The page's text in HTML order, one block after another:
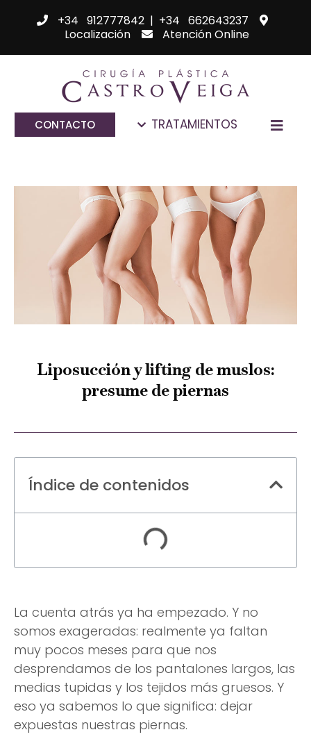
+34 912777842| +34 662643237
Localización
Atención Online
CONTACTO TRATAMIENTOS
Liposucción y lifting de muslos:
presume de piernas
Índice de contenidos
La cuenta atrás ya ha empezado. Y no
somos exageradas: realmente ya faltan
muy pocos meses para que nos
desprendamos de los pantalones largos, las
medias tupidas y los tejidos más gruesos. Y
eso ya sabemos lo que significa: dejar
expuestas nuestras piernas.